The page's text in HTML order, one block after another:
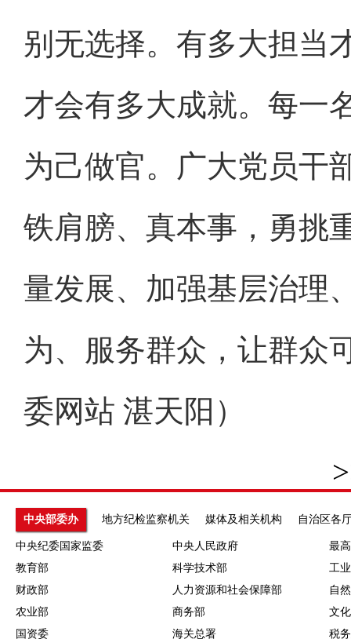
别无选择。有多大担当
才会有多大成就。每一
为己做官。广大党员干
铁肩膀、真本事，勇挑
量发展、加强基层治理
为、服务群众，让群众
委网站 湛天阳）
中央部委办 地方纪检监察机关 媒体及相关机构 自治区各
中央纪委国家监委 中央人民政府
最
教育部
科学技术部
工
财政部
人力资源和社会保障部
自
农业部
商务部
文
国资委
海关总署 税